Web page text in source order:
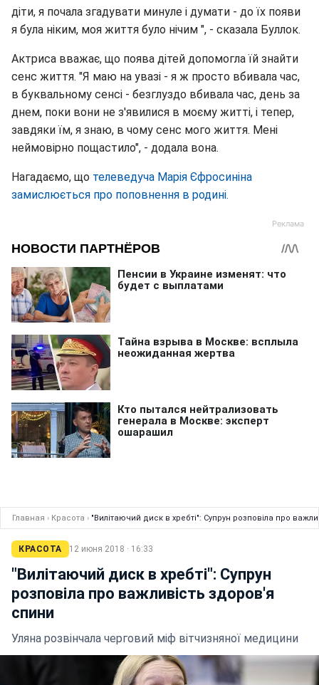
діти, я почала згадувати минуле і думати - до їх появи
я була ніким, моя життя було нічим ", - сказала Буллок.
Актриса вважає, що поява дітей допомогла їй знайти
сенс життя. "Я маю на увазі - я ж просто вбивала час,
в буквальному сенсі - безглуздо вбивала час, день за
днем, поки вони не з'явилися в моєму житті, і тепер,
завдяки їм, я знаю, в чому сенс мого життя. Мені
неймовірно пощастило", - додала вона.
Нагадаємо, що телеведуча Марія Єфросиніна
замислюється про поповнення в родині.
Главная › Красота › "Вилітаючий диск в хребті": Супрун розповіла про
КРАСОТА 12 июня 2018 · 16:33
"Вилітаючий диск в хребті": Супрун
розповіла про важливість здоров'я
спини
Уляна розвінчала черговий міф вітчизняної медицини